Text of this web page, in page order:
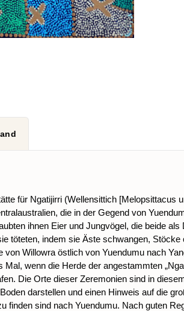
für Ngatijirri (Wellensittich [Melopsittacus
die in der Gegend von
ihnen Eier und Jungvögel, die beide
töteten, indem sie Äste schwangen,
von Willowra östlich von Yuendumu nach
wenn die Herde der angestammten
Die Orte dieser Zeremonien sind in
darstellen und einen Hinweis auf die
finden sind nach Yuendumu. Nach guten